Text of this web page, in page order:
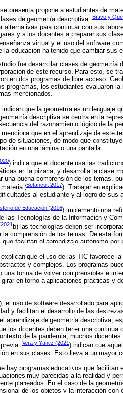
presenta propone a estudiantes de
de geometría descriptiva. Bravo y
alternativas para continuar con sus
y a los docentes a preparar sus
virtual y el uso del software
la educación ha tenido que cambiar sus
fue desarrollar clases de
de este recurso. Para esto, se
en dos programas de libre acceso:
programas, los estudiantes evaluaron
mencionados.
indican que la geometría es un lenguaje
descriptiva se centra en la
del razonamiento lógico de la
menciona que en el aprendizaje de este
de situaciones, de modo que
en una lámina o una pantalla.
) indica que el docente usa las
en la pizarra, y desarrolla la clase
una buena comprensión de los temas,
(Betancur, 2017). Trabajar en
al estudiante y al logro de sus
de Educación (2016) implementó una
las Tecnologías de la Información y
b) las tecnologías deben ser
la comprensión de los temas. De esta
facilitan el aprendizaje autónomo por
explican que el uso de las TIC favorece
y complejos. Los programas
una forma de volver comprensibles e
en torno a aplicaciones prácticas y
), el uso de software desarrollado para
y facilitan el desarrollo de las
aprendizaje de geometría descriptiva,
los docentes deben tener una
de la pandemia, muchos
Vera y Yánez (2021) indican que
en sus clases. Esto lleva a un mayor
hay programas educativos que facilitan
muy parecidas a la realidad y
planeados. En el caso de la
de los objetos y la interacción